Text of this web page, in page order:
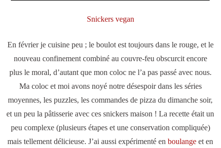
Snickers vegan
En février je cuisine peu ; le boulot est toujours dans le rouge, et le
nouveau confinement combiné au couvre-feu obscurcit encore
plus le moral, d’autant que mon coloc ne l’a pas passé avec nous.
Ma coloc et moi avons noyé notre désespoir dans les séries
moyennes, les puzzles, les commandes de pizza du dimanche soir,
et un peu la pâtisserie avec ces snickers maison ! La recette était un
peu complexe (plusieurs étapes et une conservation compliquée)
mais tellement délicieuse. J’ai aussi expérimenté enboulange et en